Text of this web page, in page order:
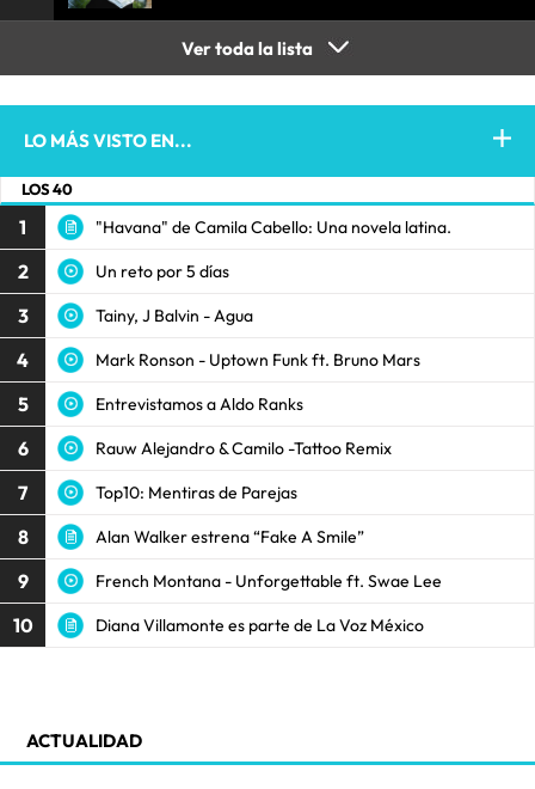
Ver toda la lista
LO MÁS VISTO EN...
LOS 40
1 "Havana" de Camila Cabello: Una novela latina.
2 Un reto por 5 días
3 Tainy, J Balvin - Agua
4 Mark Ronson - Uptown Funk ft. Bruno Mars
5 Entrevistamos a Aldo Ranks
6 Rauw Alejandro & Camilo -Tattoo Remix
7 Top10: Mentiras de Parejas
8 Alan Walker estrena “Fake A Smile”
9 French Montana - Unforgettable ft. Swae Lee
10 Diana Villamonte es parte de La Voz México
ACTUALIDAD